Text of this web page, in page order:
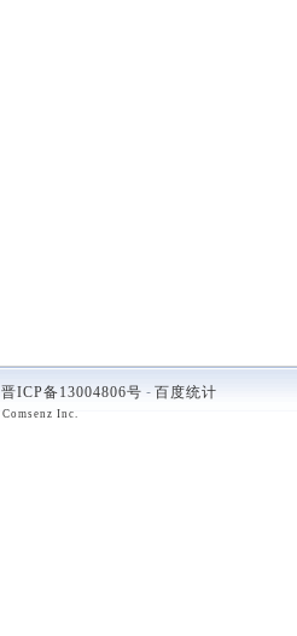
晋ICP备13004806号 - 百度统计
Comsenz Inc.